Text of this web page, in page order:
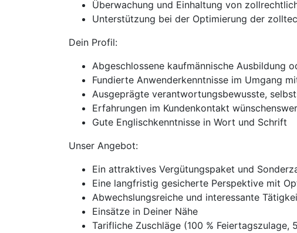
Überwachung und Einhaltung von
Unterstützung bei der Optimierung der
Dein Profil:
Abgeschlossene kaufmännische Ausbildung
Fundierte Anwenderkenntnisse im Umgang
Ausgeprägte verantwortungsbewusste,
Erfahrungen im Kundenkontakt
Gute Englischkenntnisse in Wort und Schrift
Unser Angebot:
Ein attraktives Vergütungspaket und
Eine langfristig gesicherte Perspektive mit
Abwechslungsreiche und interessante
Einsätze in Deiner Nähe
Tarifliche Zuschläge (100 % Feiertagszulage,